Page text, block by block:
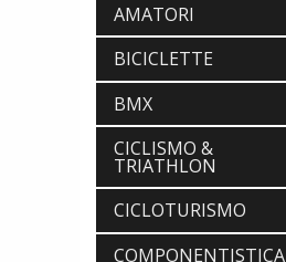
AMATORI
BICICLETTE
BMX
CICLISMO &
TRIATHLON
CICLOTURISMO
COMPONENTISTICA